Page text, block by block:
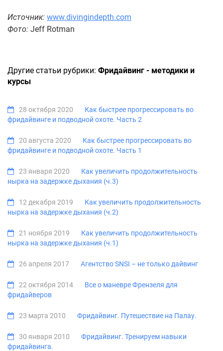
Источник: www.divingindepth.com
Фото: Jeff Rotman
Другие статьи рубрики: Фридайвинг - методики и
курсы
28 октября 2020
Как быстрее прогрессировать во
фридайвинге и подводной охоте. Часть 2
20 августа 2020
Как быстрее прогрессировать во
фридайвинге и подводной охоте. Часть 1
23 января 2020
Как увеличить продолжительность
нырка на задержке дыхания (ч.3)
12 декабря 2019
Как увеличить продолжительность
нырка на задержке дыхания (ч.2)
21 ноября 2019
Как увеличить продолжительность
нырка на задержке дыхания (ч.1)
26 апреля 2017 Агентство SNSI – не только дайвинг
22 октября 2014
Все о маневре Френзеля для
фридайверов
23 марта 2010 Фридайвинг. Путешествие на Палау.
30 января 2010
Фридайвинг. Тренируем навыки
фридайвинга.